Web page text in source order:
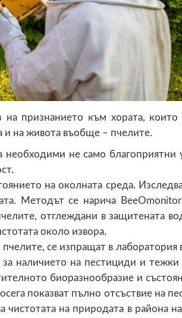
признанието към хората, които
и на живота въобще – пчелите.
не само благоприятни
на околната среда.
Методът се нарича
отглеждани в защитената
около извора.
се изпращат в лаборатория
наличието на пестициди и тежки
биopaзнooбpaзиe и
показват пълно отсъствие на
на природата в района